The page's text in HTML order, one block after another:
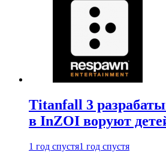
Titanfall 3
в InZOI воруют
1 год спустя1 год спустя